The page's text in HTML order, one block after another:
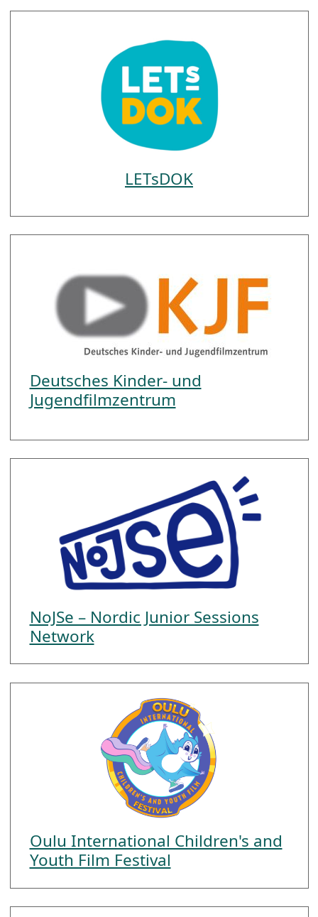
LETsDOK
Deutsches Kinder- und
Jugendfilmzentrum
NoJSe – Nordic Junior Sessions
Network
Oulu International Children's and
Youth Film Festival